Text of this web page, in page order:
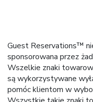
Guest Reservations™
sponsorowana przez
Wszelkie znaki
są wykorzystywane
pomóc klientom w